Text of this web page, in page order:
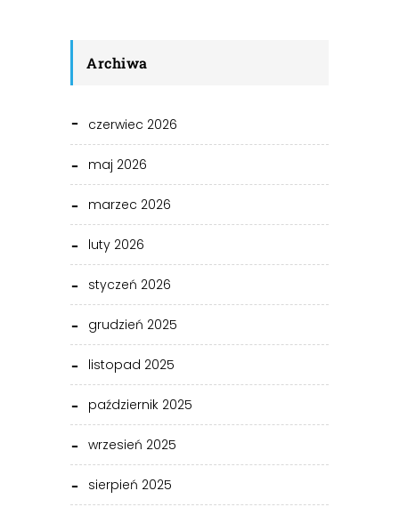
Archiwa
czerwiec 2026
maj 2026
marzec 2026
luty 2026
styczeń 2026
grudzień 2025
listopad 2025
październik 2025
wrzesień 2025
sierpień 2025